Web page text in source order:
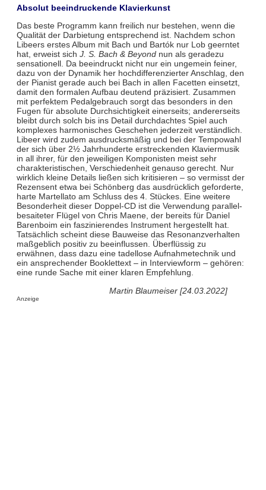
Absolut beeindruckende Klavierkunst
Das beste Programm kann freilich nur bestehen, wenn die
Qualität der Darbietung entsprechend ist. Nachdem schon
Libeers erstes Album mit Bach und Bartók nur Lob geerntet
hat, erweist sich J. S. Bach & Beyondnun als geradezu
sensationell. Da beeindruckt nicht nur ein ungemein feiner,
dazu von der Dynamik her hochdifferenzierter Anschlag, den
der Pianist gerade auch bei Bach in allen Facetten einsetzt,
damit den formalen Aufbau deutend präzisiert. Zusammen
mit perfektem Pedalgebrauch sorgt das besonders in den
Fugen für absolute Durchsichtigkeit einerseits; andererseits
bleibt durch solch bis ins Detail durchdachtes Spiel auch
komplexes harmonisches Geschehen jederzeit verständlich.
Libeer wird zudem ausdrucksmäßig und bei der Tempowahl
der sich über 2½ Jahrhunderte erstreckenden Klaviermusik
in all ihrer, für den jeweiligen Komponisten meist sehr
charakteristischen, Verschiedenheit genauso gerecht. Nur
wirklich kleine Details ließen sich kritisieren – so vermisst der
Rezensent etwa bei Schönberg das ausdrücklich geforderte,
harte Martellato am Schluss des 4. Stückes. Eine weitere
Besonderheit dieser Doppel-CD ist die Verwendung parallel-
besaiteter Flügel von Chris Maene, der bereits für Daniel
Barenboim ein faszinierendes Instrument hergestellt hat.
Tatsächlich scheint diese Bauweise das Resonanzverhalten
maßgeblich positiv zu beeinflussen. Überflüssig zu
erwähnen, dass dazu eine tadellose Aufnahmetechnik und
ein ansprechender Booklettext – in Interviewform – gehören:
eine runde Sache mit einer klaren Empfehlung.
Martin Blaumeiser [24.03.2022]
Anzeige